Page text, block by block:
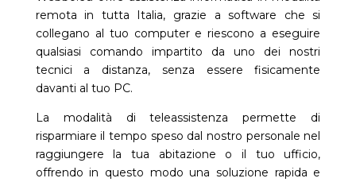
remota in tutta Italia, grazie a software che si
collegano al tuo computer e riescono a eseguire
qualsiasi comando impartito da uno dei nostri
tecnici a distanza, senza essere fisicamente
davanti al tuo PC.
La modalità di teleassistenza permette di
risparmiare il tempo speso dal nostro personale nel
raggiungere la tua abitazione o il tuo ufficio,
offrendo in questo modo una soluzione rapida e